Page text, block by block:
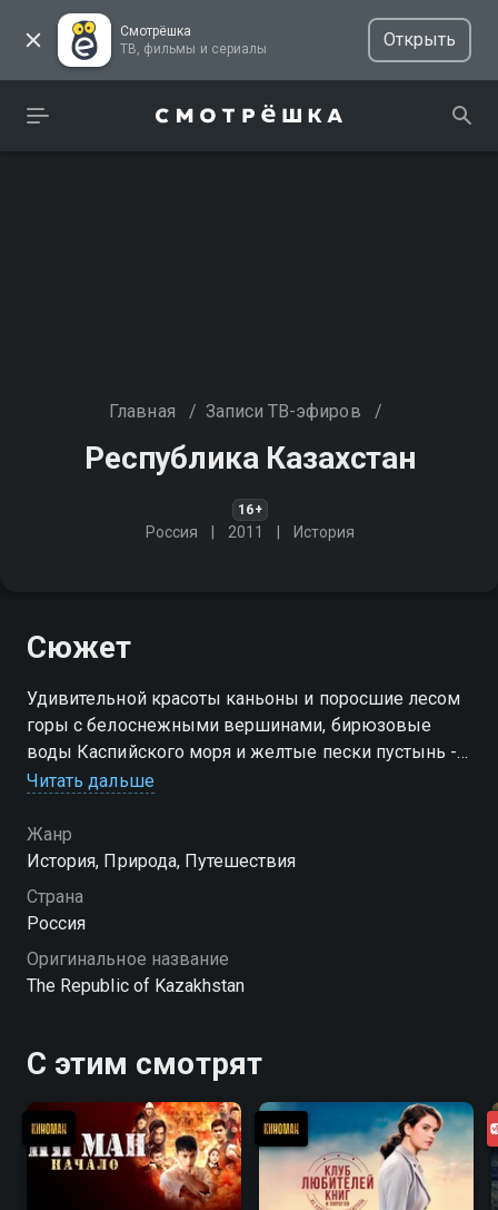
Смотрёшка
ТВ, фильмы и сериалы
Открыть
Главная / Записи ТВ-эфиров /
Республика Казахстан
16+
Россия 2011 История
Сюжет
Удивительной красоты каньоны и поросшие лесом
горы с белоснежными вершинами, бирюзовые
воды Каспийского моря и желтые пески пустынь -
все краски Казахстана в путешествии Румии
Читать дальше
Жанр
История, Природа, Путешествия
Страна
Россия
Оригинальное название
The Republic of Kazakhstan
С этим смотрят